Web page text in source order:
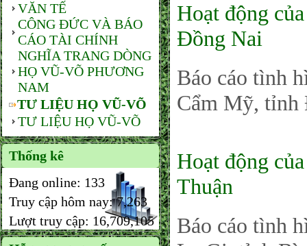
VĂN TẾ
CÔNG ĐỨC VÀ BÁO
CÁO TÀI CHÍNH
NGHĨA TRANG DÒNG
HỌ VŨ-VÕ PHƯƠNG
NAM
TƯ LIỆU HỌ VŨ-VÕ
TƯ LIỆU HỌ VŨ-VÕ
Thống kê
Đang online: 133
Truy cập hôm nay:7,263
Lượt truy cập: 16,709,105
Hoạt động
Đồng Nai
Báo cáo tình
Cẩm Mỹ, tỉnh
Hoạt động
Thuận
Báo cáo tình